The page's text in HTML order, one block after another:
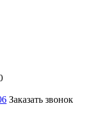
Заказать звонок